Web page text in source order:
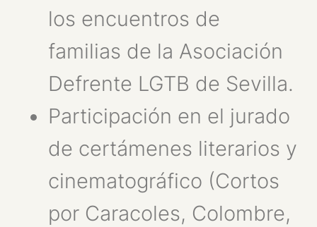
los encuentros de
familias de la Asociación
Defrente LGTB de Sevilla.
Participación en el jurado
de certámenes literarios y
cinematográfico (Cortos
por Caracoles, Colombre,